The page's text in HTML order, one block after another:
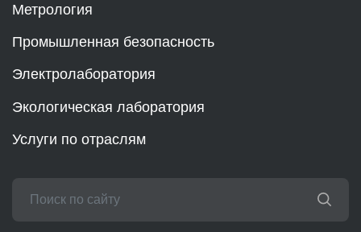
Метрология
Промышленная безопасность
Электролаборатория
Экологическая лаборатория
Услуги по отраслям